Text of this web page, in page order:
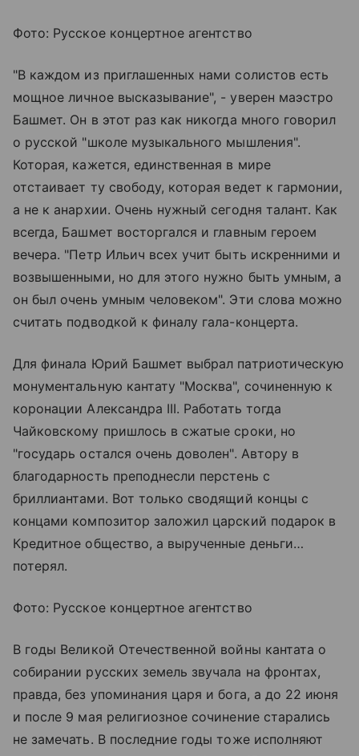
Фото: Русское концертное агентство
"В каждом из приглашенных нами солистов есть
мощное личное высказывание", - уверен маэстро
Башмет. Он в этот раз как никогда много говорил
о русской "школе музыкального мышления".
Которая, кажется, единственная в мире
отстаивает ту свободу, которая ведет к гармонии,
а не к анархии. Очень нужный сегодня талант. Как
всегда, Башмет восторгался и главным героем
вечера. "Петр Ильич всех учит быть искренними и
возвышенными, но для этого нужно быть умным, а
он был очень умным человеком". Эти слова можно
считать подводкой к финалу гала-концерта.
Для финала Юрий Башмет выбрал патриотическую
монументальную кантату "Москва", сочиненную к
коронации Александра III. Работать тогда
Чайковскому пришлось в сжатые сроки, но
"государь остался очень доволен". Автору в
благодарность преподнесли перстень с
бриллиантами. Вот только сводящий концы с
концами композитор заложил царский подарок в
Кредитное общество, а вырученные деньги…
потерял.
Фото: Русское концертное агентство
В годы Великой Отечественной войны кантата о
собирании русских земель звучала на фронтах,
правда, без упоминания царя и бога, а до 22 июня
и после 9 мая религиозное сочинение старались
не замечать. В последние годы тоже исполняют